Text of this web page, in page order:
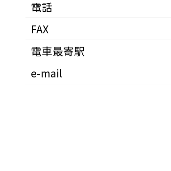
電話
FAX
電車最寄駅
e-mail